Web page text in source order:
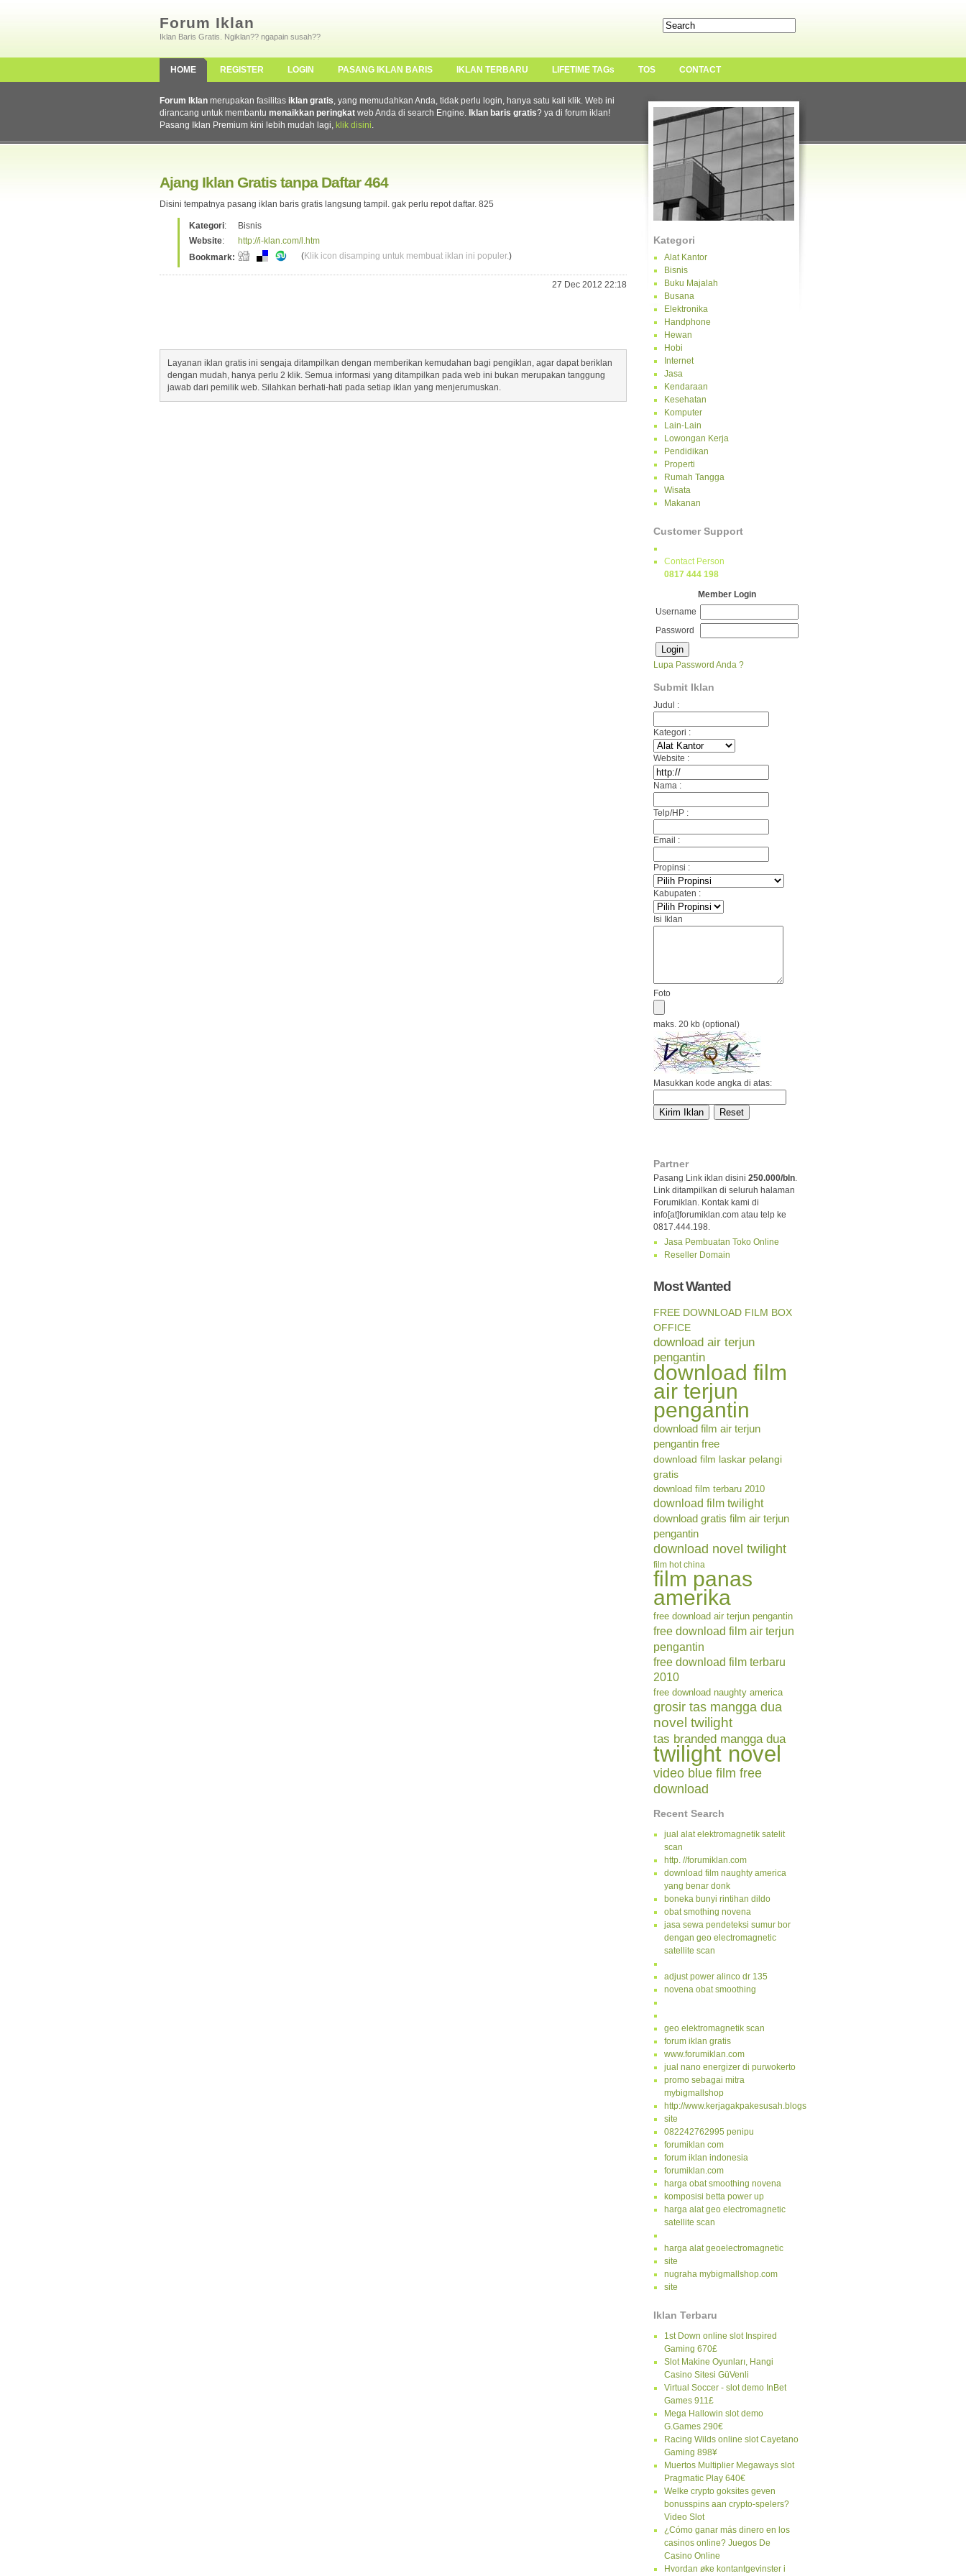
Forum Iklan
Iklan Baris Gratis. Ngiklan?? ngapain susah??
HOME REGISTER LOGIN PASANG IKLAN BARIS IKLAN TERBARU LIFETIME TAGs TOS CONTACT
Kategori
Alat Kantor
Bisnis
Buku Majalah
Busana
Elektronika
Handphone
Hewan
Hobi
Internet
Jasa
Kendaraan
Kesehatan
Komputer
Lain-Lain
Lowongan Kerja
Pendidikan
Properti
Rumah Tangga
Wisata
Makanan
Customer Support
Contact Person
0817 444 198
Member Login
Username
Password
Lupa Password Anda ?
Submit Iklan
Judul :
Kategori :
Website :
Nama :
Telp/HP :
Email :
Propinsi :
Kabupaten :
Isi Iklan
Foto
maks. 20 kb (optional)
Masukkan kode angka di atas:
Partner
Pasang Link iklan disini 250.000/bln.
Link ditampilkan di seluruh halaman
Forumiklan. Kontak kami di
info[at]forumiklan.com atau telp ke
0817.444.198.
Jasa Pembuatan Toko Online
Reseller Domain
Most Wanted
FREE DOWNLOAD FILM BOX
OFFICE
download air terjun
pengantin
download film
air terjun
pengantin
download film air terjun
pengantin free
download film laskar pelangi
gratis
download film terbaru 2010
download film twilight
download gratis film air terjun
pengantin
download novel twilight
film hot china
film panas
amerika
free download air terjun pengantin
free download film air terjun
pengantin
free download film terbaru
2010
free download naughty america
grosir tas mangga dua
novel twilight
tas branded mangga dua
twilight novel
video blue film free
download
Recent Search
jual alat elektromagnetik satelit
scan
http. //forumiklan.com
download film naughty america
yang benar donk
boneka bunyi rintihan dildo
obat smothing novena
jasa sewa pendeteksi sumur bor
dengan geo electromagnetic
satellite scan
adjust power alinco dr 135
novena obat smoothing
geo elektromagnetik scan
forum iklan gratis
www.forumiklan.com
jual nano energizer di purwokerto
promo sebagai mitra
mybigmallshop
http://www.kerjagakpakesusah.blogspot.com/
site
082242762995 penipu
forumiklan com
forum iklan indonesia
forumiklan.com
harga obat smoothing novena
komposisi betta power up
harga alat geo electromagnetic
satellite scan
harga alat geoelectromagnetic
site
nugraha mybigmallshop.com
site
Iklan Terbaru
1st Down online slot Inspired
Gaming 670£
Slot Makine Oyunları, Hangi
Casino Sitesi GüVenli
Virtual Soccer - slot demo InBet
Games 911£
Mega Hallowin slot demo
G.Games 290€
Racing Wilds online slot Cayetano
Gaming 898¥
Muertos Multiplier Megaways slot
Pragmatic Play 640€
Welke crypto goksites geven
bonusspins aan crypto-spelers?
Video Slot
¿Cómo ganar más dinero en los
casinos online? Juegos De
Casino Online
Hvordan øke kontantgevinster i
Forum Iklan merupakan fasilitas iklan gratis, yang memudahkan Anda, tidak perlu login, hanya satu kali klik. Web ini
dirancang untuk membantu menaikkan peringkat web Anda di search Engine. Iklan baris gratis? ya di forum iklan!
Pasang Iklan Premium kini lebih mudah lagi, klik disini.
Ajang Iklan Gratis tanpa Daftar 464
Disini tempatnya pasang iklan baris gratis langsung tampil. gak perlu repot daftar. 825
Kategori:
Bisnis
Website:
http://i-klan.com/l.htm
Bookmark:
(Klik icon disamping untuk membuat iklan ini populer.)
27 Dec 2012 22:18
Layanan iklan gratis ini sengaja ditampilkan dengan memberikan kemudahan bagi pengiklan, agar dapat beriklan
dengan mudah, hanya perlu 2 klik. Semua informasi yang ditampilkan pada web ini bukan merupakan tanggung
jawab dari pemilik web. Silahkan berhati-hati pada setiap iklan yang menjerumuskan.